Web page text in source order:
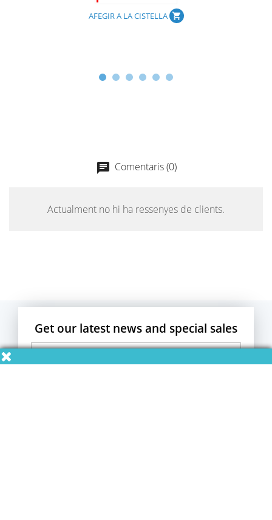
AFEGIR A LA CISTELLA shopping_cart
chat Comentaris (0)
Actualment no hi ha ressenyes de clients.
Get our latest news and special sales